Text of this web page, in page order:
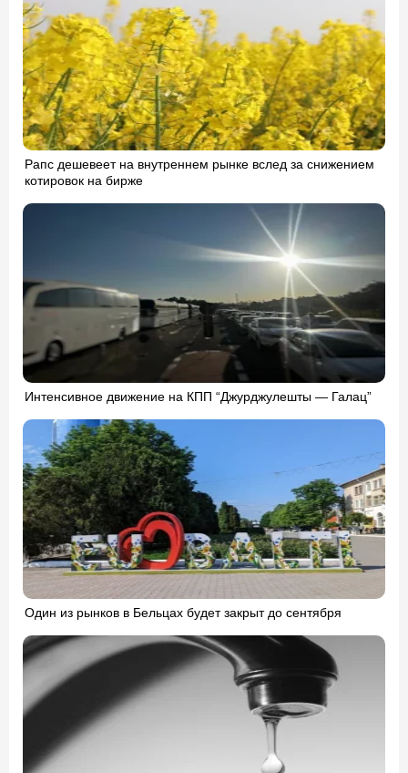
Рапс дешевеет на внутреннем рынке вслед за снижением
котировок на бирже
Интенсивное движение на КПП “Джурджулешты — Галац”
Один из рынков в Бельцах будет закрыт до сентября